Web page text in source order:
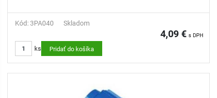
Kód: 3PA040 Skladom
4,09 € s DPH
ks Pridať do košíka